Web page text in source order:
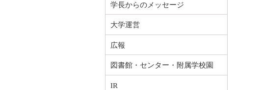
学長からのメッセージ
大学運営
広報
図書館・センター・附属学校園
IR